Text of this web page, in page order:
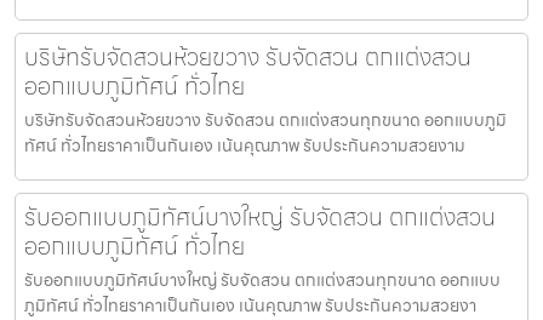
บริษัทรับจัดสวนห้วยขวาง รับจัดสวน ตกแต่งสวน
ออกแบบภูมิทัศน์ ทั่วไทย
บริษัทรับจัดสวนห้วยขวาง รับจัดสวน ตกแต่งสวนทุกขนาด ออกแบบภูมิ
ทัศน์ ทั่วไทยราคาเป็นกันเอง เน้นคุณภาพ รับประกันความสวยงาม
รับออกแบบภูมิทัศน์บางใหญ่ รับจัดสวน ตกแต่งสวน
ออกแบบภูมิทัศน์ ทั่วไทย
รับออกแบบภูมิทัศน์บางใหญ่ รับจัดสวน ตกแต่งสวนทุกขนาด ออกแบบ
ภูมิทัศน์ ทั่วไทยราคาเป็นกันเอง เน้นคุณภาพ รับประกันความสวยงา